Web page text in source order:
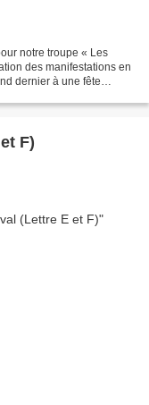
notre troupe « Les
des manifestations en
dernier à une fête
F)